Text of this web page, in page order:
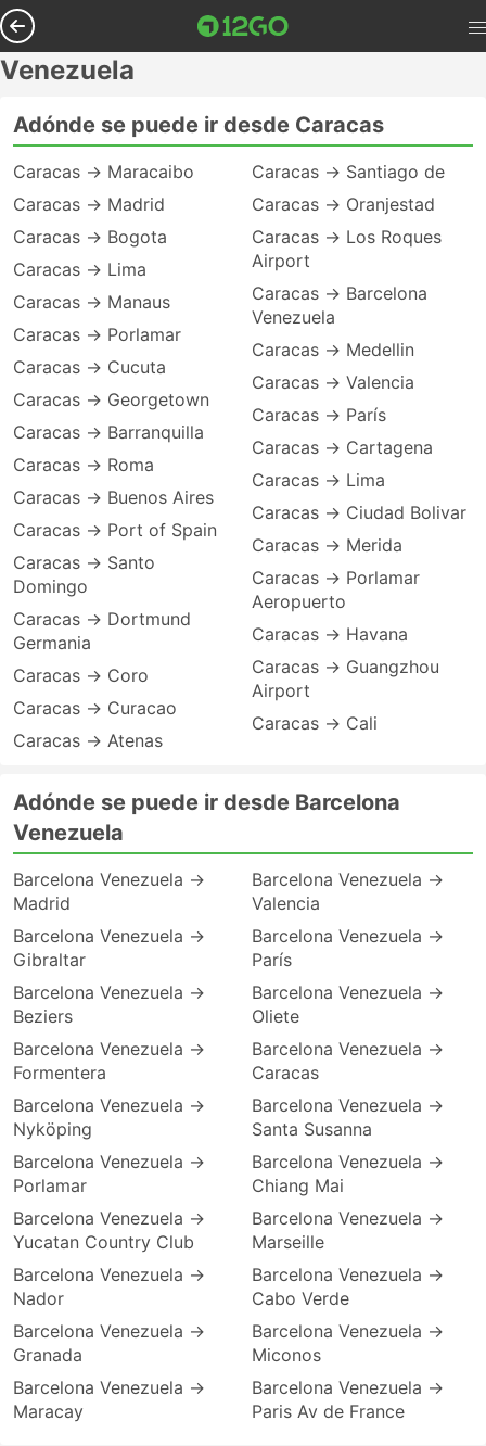
Venezuela
Adónde se puede ir desde Caracas
Caracas → Maracaibo
Caracas → Madrid
Caracas → Bogota
Caracas → Lima
Caracas → Manaus
Caracas → Porlamar
Caracas → Cucuta
Caracas → Georgetown
Caracas → Barranquilla
Caracas → Roma
Caracas → Buenos Aires
Caracas → Port of Spain
Caracas → Santo
Domingo
Caracas → Dortmund
Germania
Caracas → Coro
Caracas → Curacao
Caracas → Atenas
Caracas → Santiago de
Caracas → Oranjestad
Caracas → Los Roques
Airport
Caracas → Barcelona
Venezuela
Caracas → Medellin
Caracas → Valencia
Caracas → París
Caracas → Cartagena
Caracas → Lima
Caracas → Ciudad Bolivar
Caracas → Merida
Caracas → Porlamar
Aeropuerto
Caracas → Havana
Caracas → Guangzhou
Airport
Caracas → Cali
Adónde se puede ir desde Barcelona
Venezuela
Barcelona Venezuela →
Madrid
Barcelona Venezuela →
Gibraltar
Barcelona Venezuela →
Beziers
Barcelona Venezuela →
Formentera
Barcelona Venezuela →
Nyköping
Barcelona Venezuela →
Porlamar
Barcelona Venezuela →
Yucatan Country Club
Barcelona Venezuela →
Nador
Barcelona Venezuela →
Granada
Barcelona Venezuela →
Maracay
Barcelona Venezuela →
Valencia
Barcelona Venezuela →
París
Barcelona Venezuela →
Oliete
Barcelona Venezuela →
Caracas
Barcelona Venezuela →
Santa Susanna
Barcelona Venezuela →
Chiang Mai
Barcelona Venezuela →
Marseille
Barcelona Venezuela →
Cabo Verde
Barcelona Venezuela →
Micоnos
Barcelona Venezuela →
Paris Av de France